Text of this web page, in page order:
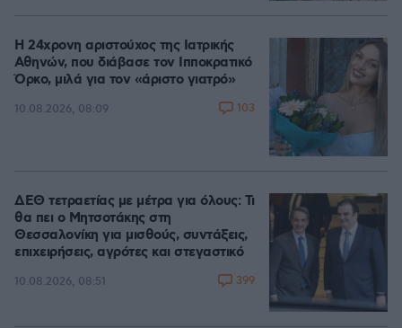
Η 24χρονη αριστούχος της Ιατρικής
Αθηνών, που διάβασε τον Ιπποκρατικό
Όρκο, μιλά για τον «άριστο γιατρό»
10.08.2026, 08:09 103
ΔΕΘ τετραετίας με μέτρα για όλους: Τι
θα πει ο Μητσοτάκης στη
Θεσσαλονίκη για μισθούς, συντάξεις,
επιχειρήσεις, αγρότες και στεγαστικό
10.08.2026, 08:51 399